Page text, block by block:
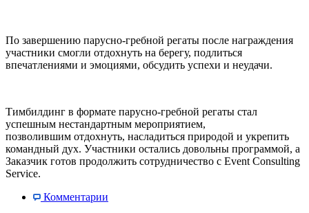
По завершению парусно-гребной регаты после награждения
участники смогли отдохнуть на берегу, подлиться
впечатлениями и эмоциями, обсудить успехи и неудачи.
Тимбилдинг в формате парусно-гребной регаты стал
успешным нестандартным мероприятием,
позволившим отдохнуть, насладиться природой и укрепить
командный дух. Участники остались довольны программой, а
Заказчик готов продолжить сотрудничество с Event Consulting
Service.
Комментарии